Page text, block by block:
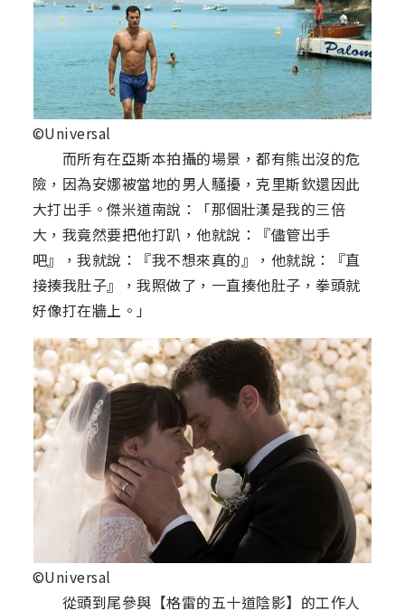
©Universal
而所有在亞斯本拍攝的場景，都有熊出沒的危
險，因為安娜被當地的男人騷擾，克里斯欽還因此
大打出手。傑米道南說：「那個壯漢是我的三倍
大，我竟然要把他打趴，他就說：『儘管出手
吧』，我就說：『我不想來真的』，他就說：『直
接揍我肚子』，我照做了，一直揍他肚子，拳頭就
好像打在牆上。」
©Universal
從頭到尾參與【格雷的五十道陰影】的工作人